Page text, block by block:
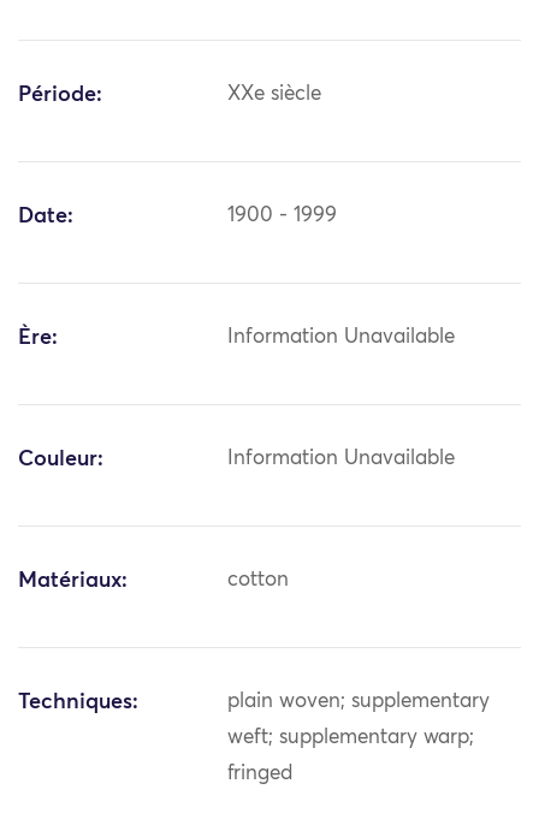
Période: XXe siècle
Date: 1900 - 1999
Ère: Information Unavailable
Couleur: Information Unavailable
Matériaux: cotton
Techniques:
plain woven; supplementary
weft; supplementary warp;
fringed